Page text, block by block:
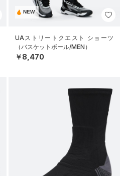
NEW
UAストリートクエスト ショーツ
（バスケットボール/MEN）
￥8,470